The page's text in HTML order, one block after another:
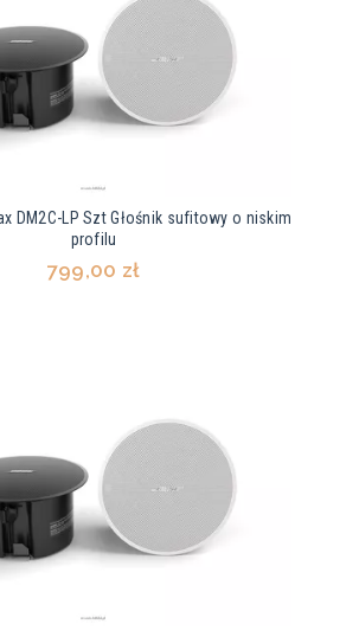
DM2C-LP Szt Głośnik sufitowy o niskim
profilu
799,00 zł